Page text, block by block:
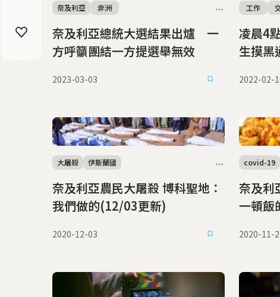
奈及利亞總統大選結果出爐 一
方呼籲團結一方提選舉無效
奈及利亞 非洲
2023-03-03
凌晨4
生摸黑
工作
2022-02-
奈及利亞農民大屠殺 博科聖地：
我們做的(12/03更新)
大屠殺 伊斯蘭國
2020-12-03
奈及利
一頓飯
covid-19
2020-11-